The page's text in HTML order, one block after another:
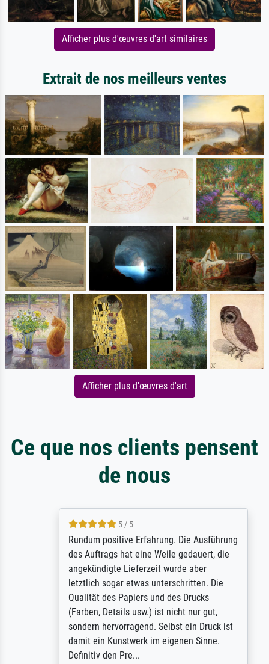
Afficher plus d'œuvres d'art similaires
Extrait de nos meilleurs ventes
Afficher plus d'œuvres d'art
Ce que nos clients pensent
de nous
5 / 5
Rundum positive Erfahrung. Die Ausführung
des Auftrags hat eine Weile gedauert, die
angekündigte Lieferzeit wurde aber
letztlich sogar etwas unterschritten. Die
Qualität des Papiers und des Drucks
(Farben, Details usw.) ist nicht nur gut,
sondern hervorragend. Selbst ein Druck ist
damit ein Kunstwerk im eigenen Sinne.
Definitiv den Pre...